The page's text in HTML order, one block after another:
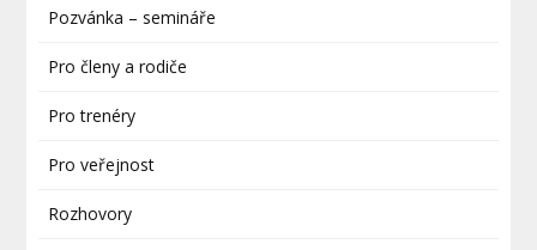
Pozvánka – semináře
Pro členy a rodiče
Pro trenéry
Pro veřejnost
Rozhovory